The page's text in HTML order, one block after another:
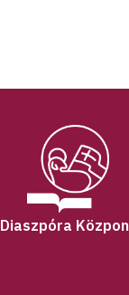
Diaszpóra